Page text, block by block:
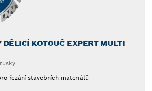
KOTOUČ EXPERT MULTI
řezání stavebních materiálů